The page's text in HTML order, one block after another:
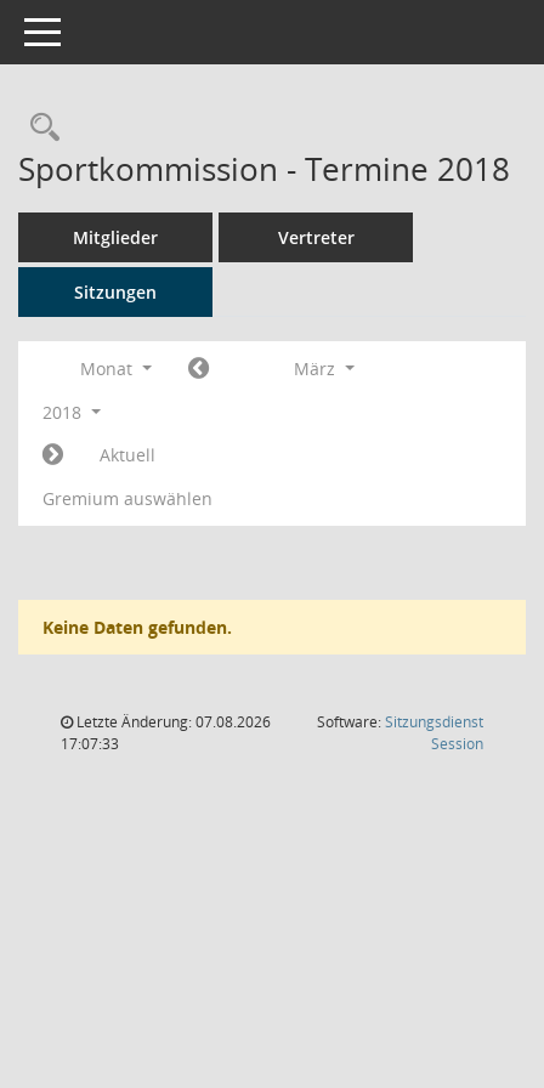
Toggle navigation
Rechercheauswahl
Sportkommission - Termine 2018
Mitglieder Vertreter
Sitzungen
Monat
März
2018
Aktuell
Gremium auswählen
Keine Daten gefunden.
Letzte Änderung: 07.08.2026
17:07:33
Software:Sitzungsdienst
Session(Wird in